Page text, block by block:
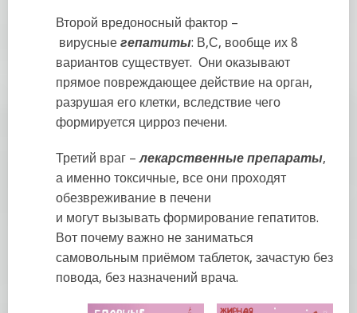
Второй вредоносный фактор –
вирусные гепатиты: В,С, вообще их 8
вариантов существует. Они оказывают
прямое повреждающее действие на орган,
разрушая его клетки, вследствие чего
формируется цирроз печени.
Третий враг –лекарственные препараты,
а именно токсичные, все они проходят
обезвреживание в печени
и могут вызывать формирование гепатитов.
Вот почему важно не заниматься
самовольным приёмом таблеток, зачастую без
повода, без назначений врача.